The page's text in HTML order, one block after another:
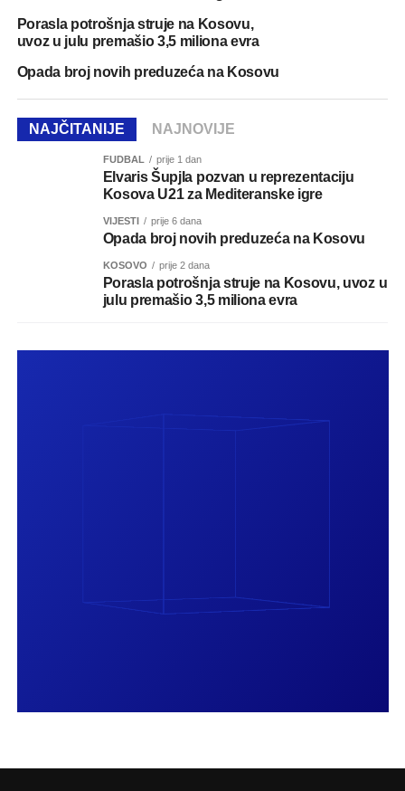
Porasla potrošnja struje na Kosovu,
uvoz u julu premašio 3,5 miliona evra
Opada broj novih preduzeća na Kosovu
NAJČITANIJE NAJNOVIJE
FUDBAL prije 1 dan
Elvaris Šupjla pozvan u reprezentaciju
Kosova U21 za Mediteranske igre
VIJESTI prije 6 dana
Opada broj novih preduzeća na Kosovu
KOSOVO prije 2 dana
Porasla potrošnja struje na Kosovu, uvoz u
julu premašio 3,5 miliona evra